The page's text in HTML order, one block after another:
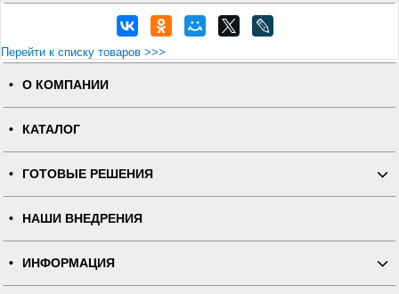
Перейти к списку товаров >>>
О КОМПАНИИ
КАТАЛОГ
ГОТОВЫЕ РЕШЕНИЯ
НАШИ ВНЕДРЕНИЯ
ИНФОРМАЦИЯ